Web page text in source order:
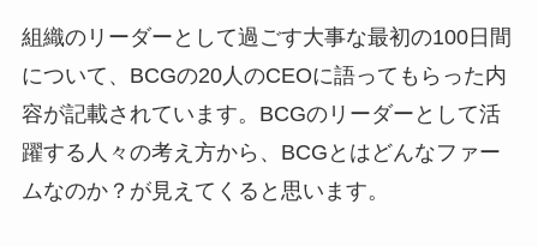
組織のリーダーとして過ごす大事な最初の100日間
について、BCGの20人のCEOに語ってもらった内
容が記載されています。BCGのリーダーとして活
躍する人々の考え方から、BCGとはどんなファー
ムなのか？が見えてくると思います。